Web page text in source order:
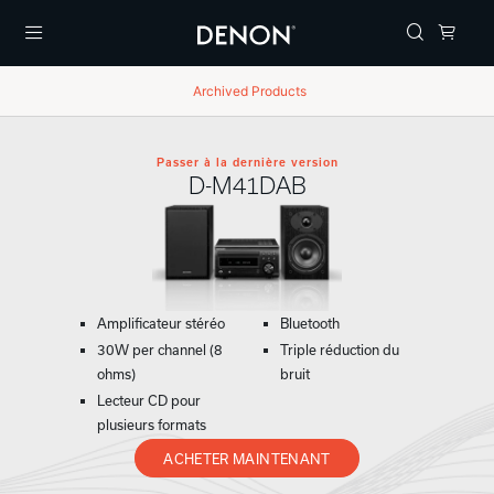
Archived Products
Passer à la dernière version
D-M41DAB
Amplificateur stéréo
30W per channel (8
ohms)
Lecteur CD pour
plusieurs formats
Bluetooth
Triple réduction du
bruit
ACHETER MAINTENANT